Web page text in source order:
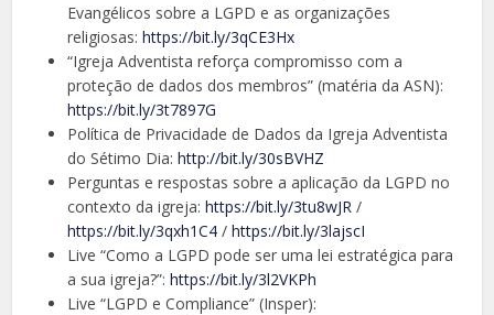
Evangélicos sobre a LGPD e as organizações
religiosas:https://bit.ly/3qCE3Hx
“Igreja Adventista reforça compromisso com a
proteção de dados dos membros” (matéria da ASN):
https://bit.ly/3t7897G
Política de Privacidade de Dados da Igreja Adventista
do Sétimo Dia:http://bit.ly/30sBVHZ
Perguntas e respostas sobre a aplicação da LGPD no
contexto da igreja:https://bit.ly/3tu8wJR /
https://bit.ly/3qxh1C4 /https://bit.ly/3lajscI
Live “Como a LGPD pode ser uma lei estratégica para
a sua igreja?”:https://bit.ly/3l2VKPh
Live “LGPD e Compliance” (Insper):